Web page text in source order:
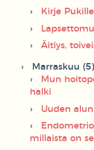
Kirje Pukille
Äitiys,
Marraskuu (5)
Mun
halki
Uuden
millaista on